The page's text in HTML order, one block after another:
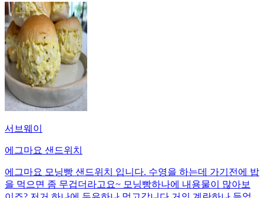
서브웨이
에그마요 샌드위치
에그마요 모닝빵 샌드위치 입니다. 수영을 하는데 가기전에 밥
을 먹으면 좀 무겁더라고요~ 모닝빵하나에 내용물이 많아보